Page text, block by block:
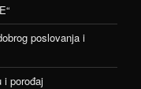
poslovanja i
i porođaj